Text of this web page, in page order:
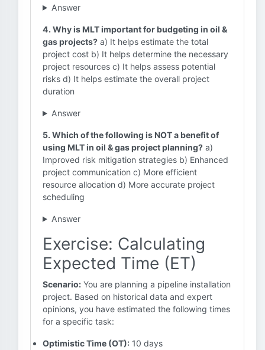
Answer
4. Why is MLT important for budgeting in oil &
gas projects? a) It helps estimate the total
project cost b) It helps determine the necessary
project resources c) It helps assess potential
risks d) It helps estimate the overall project
duration
Answer
5. Which of the following is NOT a benefit of
using MLT in oil & gas project planning? a)
Improved risk mitigation strategies b) Enhanced
project communication c) More efficient
resource allocation d) More accurate project
scheduling
Answer
Exercise: Calculating
Expected Time (ET)
Scenario: You are planning a pipeline installation
project. Based on historical data and expert
opinions, you have estimated the following times
for a specific task:
Optimistic Time (OT): 10 days